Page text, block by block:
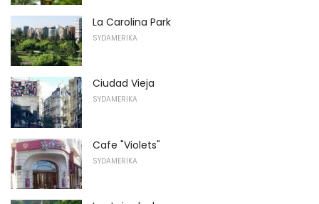
La Carolina Park
SYDAMERIKA
Ciudad Vieja
SYDAMERIKA
Cafe "Violets"
SYDAMERIKA